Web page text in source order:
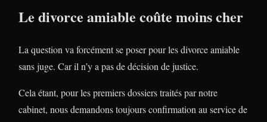
Le divorce amiable coûte moins cher
La question va forcément se poser pour les divorce amiable
sans juge. Car il n’y a pas de décision de justice.
Cela étant, pour les premiers dossiers traités par notre
cabinet, nous demandons toujours confirmation au service de